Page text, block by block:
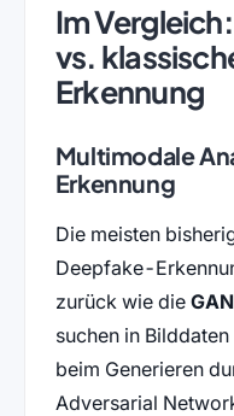
Im
vs.
Erkennung
Multimodale
Erkennung
Die meisten
Deepfake-
zurück wie die
suchen in
beim Generieren
Adversarial